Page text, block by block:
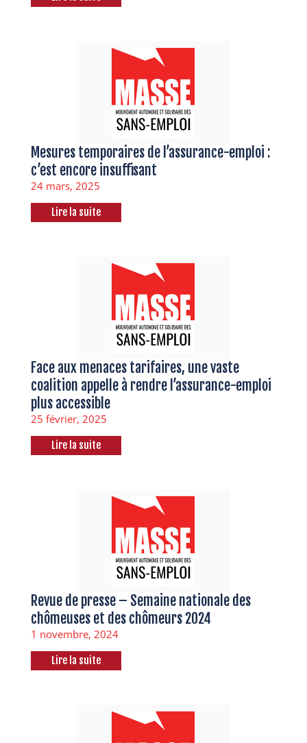
Mesures temporaires de l’assurance-emploi :
c’est encore insuffisant
24 mars, 2025
Lire la suite
Face aux menaces tarifaires, une vaste
coalition appelle à rendre l’assurance-emploi
plus accessible
25 février, 2025
Lire la suite
Revue de presse – Semaine nationale des
chômeuses et des chômeurs 2024
1 novembre, 2024
Lire la suite